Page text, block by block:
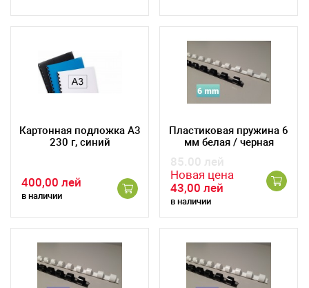
Картонная подложка А3
230 г, синий
400,00 лей
в наличии
Пластиковая пружина 6
мм белая / черная
85.00 лей
Новая цена
43,00 лей
в наличии